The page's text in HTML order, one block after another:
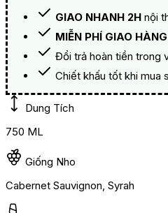
GIAO NHANH 2H nội
MIỄN PHÍ GIAO HÀNG
Đổi trả hoàn tiền trong
Chiết khấu tốt khi mua
Dung Tích
750 ML
Giống Nho
Cabernet Sauvignon, Syrah